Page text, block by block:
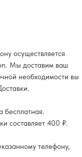
осуществляется
Мы доставим ваш
необходимости вы
бесплатная.
составляет 400 ₽.
телефону,